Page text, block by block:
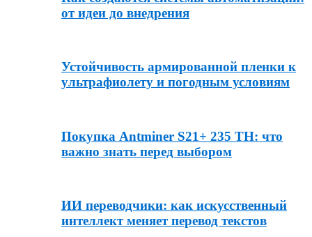
от идеи до внедрения
Устойчивость армированной пленки к
ультрафиолету и погодным условиям
Покупка Antminer S21+ 235 TH: что
важно знать перед выбором
ИИ переводчики: как искусственный
интеллект меняет перевод текстов